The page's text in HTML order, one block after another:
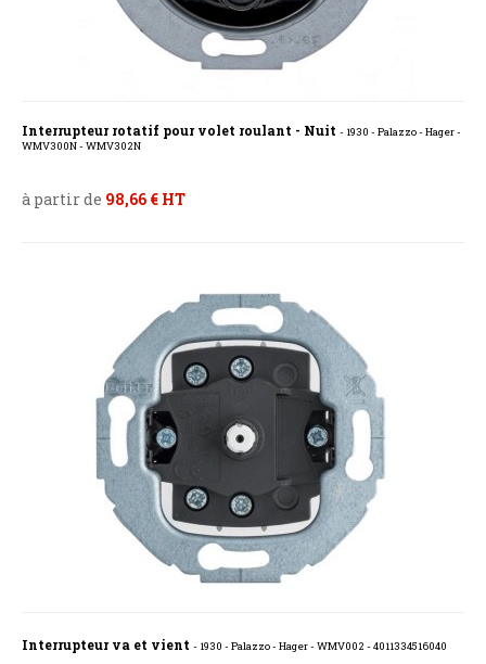
Interrupteur rotatif pour volet roulant - Nuit - 1930 - Palazzo - Hager -
WMV300N - WMV302N
à partir de 98,66 € HT
Interrupteur va et vient - 1930 - Palazzo - Hager - WMV002 - 4011334516040